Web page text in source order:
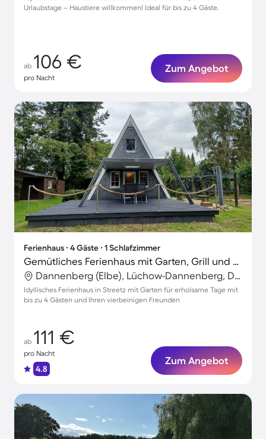
Urlaubstage – Haustiere willkommen! Ideal für bis zu 4 Gäste.
ab 106 €
pro Nacht
Zum Angebot
Ferienhaus ∙ 4 Gäste ∙ 1 Schlafzimmer
Gemütliches Ferienhaus mit Garten, Grill und Terrasse | Haustiere erlaubt
Dannenberg (Elbe), Lüchow-Dannenberg, Deutschland
Idyllisches Ferienhaus in Streetz mit Garten für erholsame Tage mit
bis zu 4 Gästen und Ihren vierbeinigen Freunden
ab 111 €
pro Nacht
4.8
Zum Angebot